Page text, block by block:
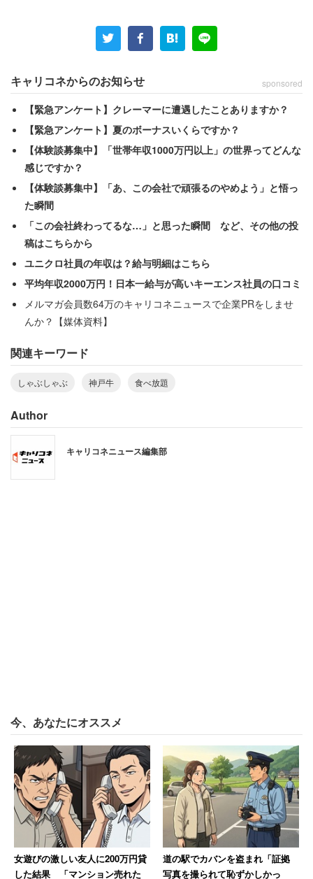
るには単純計算で400～500グラムほど注文する必要があ
運営会社のディー・アールは「緊急事態宣言の解除を受
け、神戸牛を好きなだけ食べて自粛疲れを癒してほしい想
いからこの食べ放題を考案した」とコメントした。
キャリコネからのお知らせ sponsored
【緊急アンケート】クレーマーに遭遇したことありますか？
【緊急アンケート】夏のボーナスいくらですか？
【体験談募集中】「世帯年収1000万円以上」の世界ってどんな
感じですか？
【体験談募集中】「あ、この会社で頑張るのやめよう」と悟っ
た瞬間
「この会社終わってるな…」と思った瞬間 など、その他の投
稿はこちらから
ユニクロ社員の年収は？給与明細はこちら
平均年収2000万円！日本一給与が高いキーエンス社員の口コミ
メルマガ会員数64万のキャリコネニュースで企業PRをしませ
んか？【媒体資料】
関連キーワード
しゃぶしゃぶ 神戸牛 食べ放題
Author
キャリコネニュース編集部
今、あなたにオススメ
女遊びの激しい友人に200万円貸
した結果 「マンション売れた
道の駅でカバンを盗まれ「証拠
写真を撮られて恥ずかしかっ